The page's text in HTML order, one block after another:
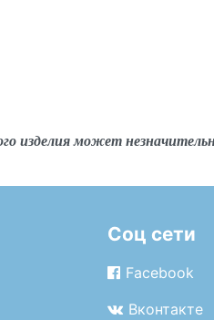
изделия может
Соц сети
Facebook
Вконтакте